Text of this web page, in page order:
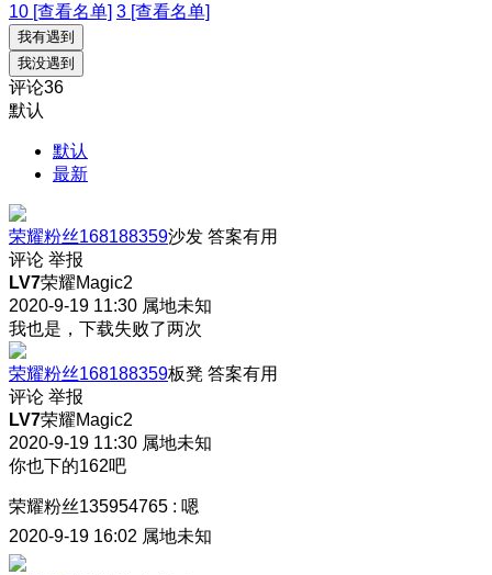
10 [查看名单] 3 [查看名单]
我有遇到
我没遇到
评论36
默认
默认
最新
荣耀粉丝168188359沙发 答案有用
评论 举报
LV7荣耀Magic2
2020-9-19 11:30 属地未知
我也是，下载失败了两次
荣耀粉丝168188359板凳 答案有用
评论 举报
LV7荣耀Magic2
2020-9-19 11:30 属地未知
你也下的162吧
荣耀粉丝135954765 : 嗯
2020-9-19 16:02 属地未知